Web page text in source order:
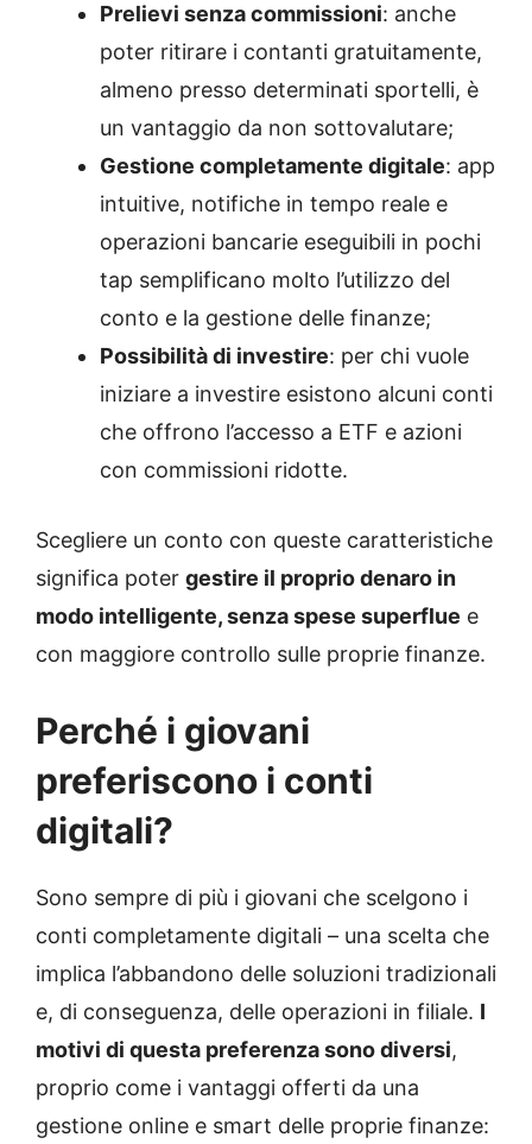
Prelievi senza commissioni: anche
poter ritirare i contanti gratuitamente,
almeno presso determinati sportelli, è
un vantaggio da non sottovalutare;
Gestione completamente digitale: app
intuitive, notifiche in tempo reale e
operazioni bancarie eseguibili in pochi
tap semplificano molto l’utilizzo del
conto e la gestione delle finanze;
Possibilità di investire: per chi vuole
iniziare a investire esistono alcuni conti
che offrono l’accesso a ETF e azioni
con commissioni ridotte.
Scegliere un conto con queste caratteristiche
significa poter gestire il proprio denaro in
modo intelligente, senza spese superflue e
con maggiore controllo sulle proprie finanze.
Perché i giovani
preferiscono i conti
digitali?
Sono sempre di più i giovani che scelgono i
conti completamente digitali – una scelta che
implica l’abbandono delle soluzioni tradizionali
e, di conseguenza, delle operazioni in filiale. I
motivi di questa preferenza sono diversi,
proprio come i vantaggi offerti da una
gestione online e smart delle proprie finanze: